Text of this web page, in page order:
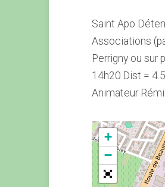
Saint Apo
Associations
Perrigny ou sur
14h20.Dist =
Animateur Rémi
+
−